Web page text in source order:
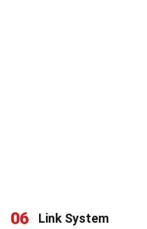
06
Link System